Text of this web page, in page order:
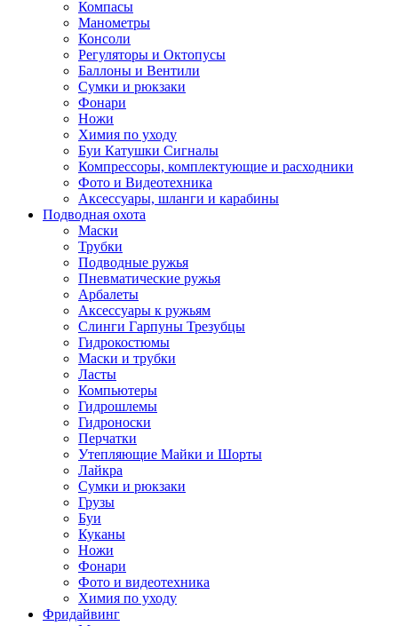
Компасы
Манометры
Консоли
Регуляторы и Октопусы
Баллоны и Вентили
Сумки и рюкзаки
Фонари
Ножи
Химия по уходу
Буи Катушки Сигналы
Компрессоры, комплектующие и расходники
Фото и Видеотехника
Аксессуары, шланги и карабины
Подводная охота
Маски
Трубки
Подводные ружья
Пневматические ружья
Арбалеты
Аксессуары к ружьям
Слинги Гарпуны Трезубцы
Гидрокостюмы
Маски и трубки
Ласты
Компьютеры
Гидрошлемы
Гидроноски
Перчатки
Утепляющие Майки и Шорты
Лайкра
Сумки и рюкзаки
Грузы
Буи
Куканы
Ножи
Фонари
Фото и видеотехника
Химия по уходу
Фридайвинг